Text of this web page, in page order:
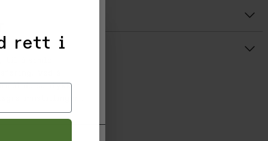
til å samle
du samtykker
innstillinger'.
rett i